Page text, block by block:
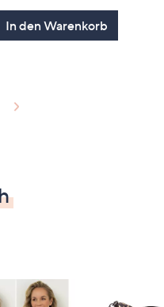
In den Warenkorb